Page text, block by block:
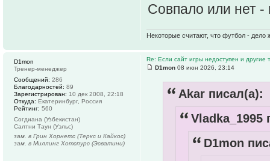
Совпало или нет -
Некоторые считают, что футбол -
Re: Если сайт игры недоступен и другие
D1mon 08 июн 2026, 23:14
Akar писал(а):
Vladka_1995
D1mon
D1mon
Тренер-менеджер
Сообщений: 286
Благодарностей: 89
Зарегистрирован: 10 дек 2008, 22:18
Откуда: Екатеринбург, Россия
Рейтинг: 560
Согдиана (Узбекистан)
Салтни Таун (Уэльс)
зам. в Грин Хорнетс (Теркс и Кайкос)
зам. в Миллинг Хотспурс (Эсватини)